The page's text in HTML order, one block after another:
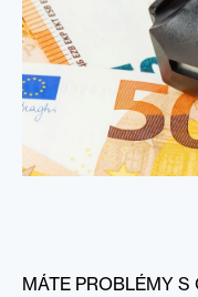
MÁTE PROBLÉMY S